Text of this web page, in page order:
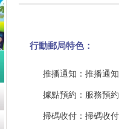
行動郵局特色：
推播通知：推播通
據點預約：服務預
掃碼收付：掃碼收